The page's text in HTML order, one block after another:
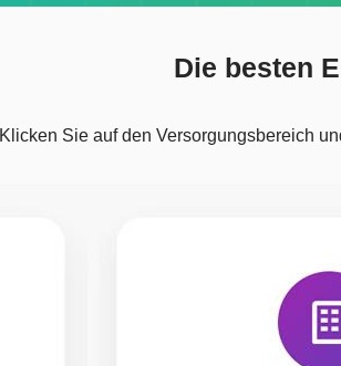
Die besten
Klicken Sie auf den Versorgungsbereich